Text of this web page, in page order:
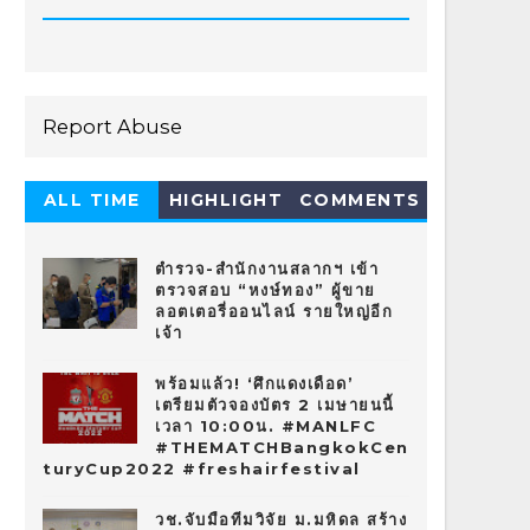
Report Abuse
ALL TIME
HIGHLIGHT COMMENTS
ตำรวจ-สำนักงานสลากฯ เข้า
ตรวจสอบ “หงษ์ทอง” ผู้ขาย
ลอตเตอรี่ออนไลน์ รายใหญ่อีก
เจ้า
พร้อมแล้ว! ‘ศึกแดงเดือด’
เตรียมตัวจองบัตร 2 เมษายนนี้
เวลา 10:00น. #MANLFC
#THEMATCHBangkokCen
turyCup2022 #freshairfestival
วช.จับมือทีมวิจัย ม.มหิดล สร้าง